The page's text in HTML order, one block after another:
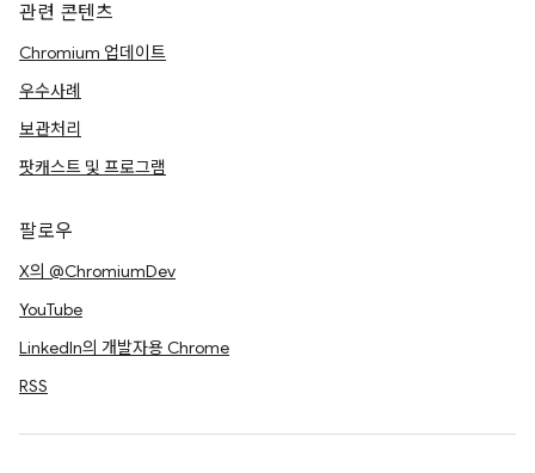
관련 콘텐츠
Chromium 업데이트
우수사례
보관처리
팟캐스트 및 프로그램
팔로우
X의 @ChromiumDev
YouTube
LinkedIn의 개발자용 Chrome
RSS